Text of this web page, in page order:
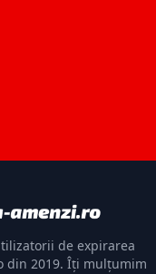
de expirarea
din 2019. Îți mulțumim